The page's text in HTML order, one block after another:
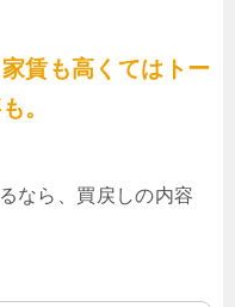
賃も高くてはトー
。
なら、買戻しの内容